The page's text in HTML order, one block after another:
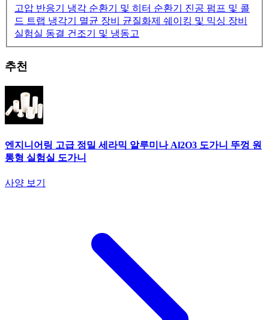
고압 반응기 냉각 순환기 및 히터 순환기 진공 펌프 및 콜
드 트랩 냉각기 멸균 장비 균질화제 쉐이킹 및 믹싱 장비
실험실 동결 건조기 및 냉동고
추천
엔지니어링 고급 정밀 세라믹 알루미나 Al2O3 도가니 뚜껑 원
통형 실험실 도가니
사양 보기